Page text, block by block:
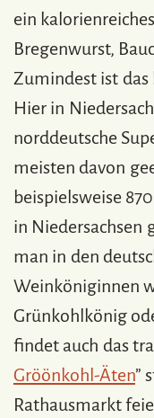
ein
Bregenwurst,
Zumindest ist das
Hier in
norddeutsche
meisten davon
beispielsweise
in Niedersachsen
man in den
Weinköniginnen
Grünkohlkönig
findet auch das
Gröönkohl-Äten”
Rathausmarkt